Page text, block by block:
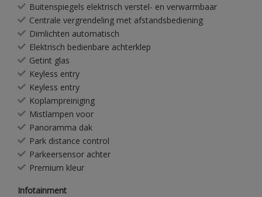
Buitenspiegels elektrisch verstel- en verwarmbaar
Centrale vergrendeling met afstandsbediening
Dimlichten automatisch
Elektrisch bedienbare achterklep
Getint glas
Keyless entry
Keyless entry
Koplampreiniging
Mistlampen voor
Panoramma dak
Park distance control
Parkeersensor achter
Premium kleur
Infotainment